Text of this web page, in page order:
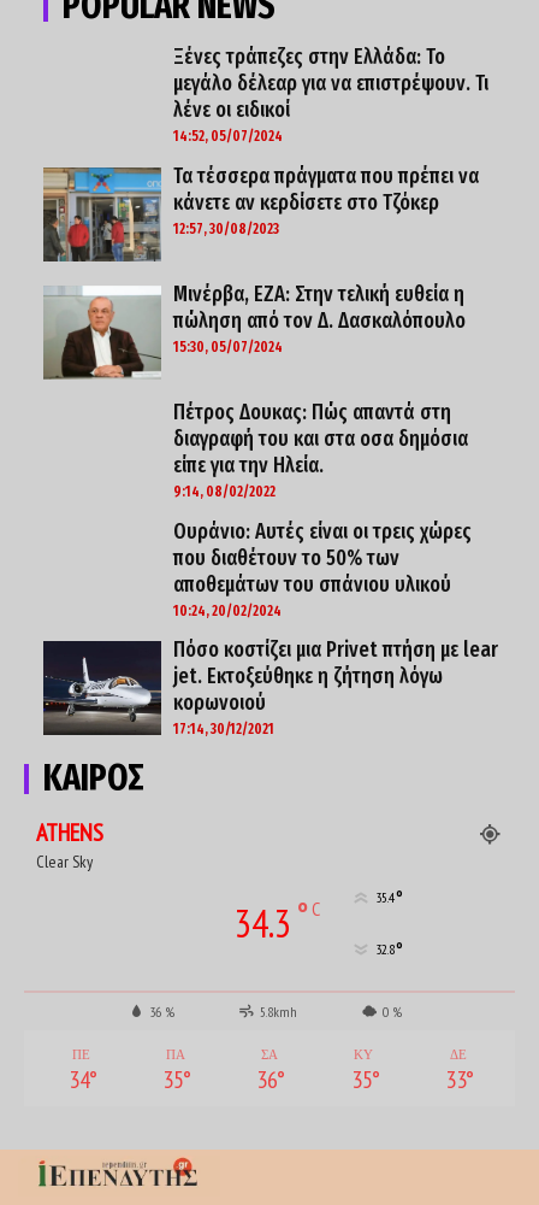
Ξένες τράπεζες στην Ελλάδα: Το
μεγάλο δέλεαρ για να επιστρέψουν. Τι
λένε οι ειδικοί
14:52, 05/07/2024
Τα τέσσερα πράγματα που πρέπει να
κάνετε αν κερδίσετε στο Τζόκερ
12:57, 30/08/2023
Μινέρβα, ΕΖΑ: Στην τελική ευθεία η
πώληση από τον Δ. Δασκαλόπουλο
15:30, 05/07/2024
Πέτρος Δουκας: Πώς απαντά στη
διαγραφή του και στα οσα δημόσια
είπε για την Ηλεία.
9:14, 08/02/2022
Ουράνιο: Αυτές είναι οι τρεις χώρες
που διαθέτουν το 50% των
αποθεμάτων του σπάνιου υλικού
10:24, 20/02/2024
Πόσο κοστίζει μια Privet πτήση με lear
jet. Εκτοξεύθηκε η ζήτηση λόγω
κορωνoιού
17:14, 30/12/2021
ΚΑΙΡΟΣ
ATHENS
Clear Sky
34.3 ° C 35.4°
32.8°
36 % 5.8kmh 0 %
ΠΕ
34°
ΠΑ
35°
ΣΑ
36°
ΚΥ
35°
ΔΕ
33°